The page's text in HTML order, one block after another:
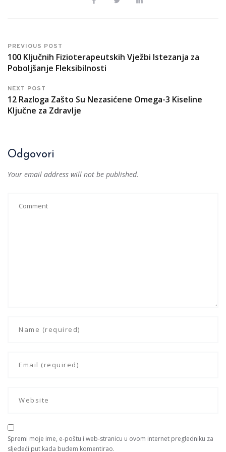
PREVIOUS POST
100 Ključnih Fizioterapeutskih Vježbi Istezanja za
Poboljšanje Fleksibilnosti
NEXT POST
12 Razloga Zašto Su Nezasićene Omega-3 Kiseline
Ključne za Zdravlje
Odgovori
Your email address will not be published.
Spremi moje ime, e-poštu i web-stranicu u ovom internet pregledniku za
sljedeći put kada budem komentirao.